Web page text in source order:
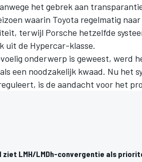
het gebrek aan
waarin Toyota regelmatig
terwijl Porsche hetzelfde
uit de Hypercar-klasse.
onderwerp is geweest, werd
een noodzakelijk kwaad. Nu het
is de aandacht voor het
ziet LMH/LMDh-convergentie als